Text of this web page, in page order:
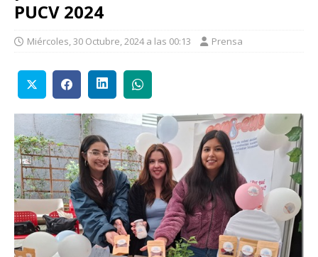
PUCV 2024
Miércoles, 30 Octubre, 2024 a las 00:13 Prensa